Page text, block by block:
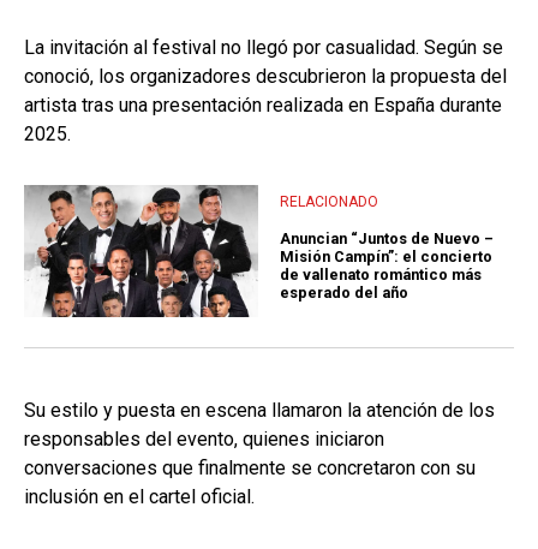
La invitación al festival no llegó por casualidad. Según se
conoció, los organizadores descubrieron la propuesta del
artista tras una presentación realizada en España durante
2025.
RELACIONADO
Anuncian “Juntos de Nuevo –
Misión Campín”: el concierto
de vallenato romántico más
esperado del año
Su estilo y puesta en escena llamaron la atención de los
responsables del evento, quienes iniciaron
conversaciones que finalmente se concretaron con su
inclusión en el cartel oficial.